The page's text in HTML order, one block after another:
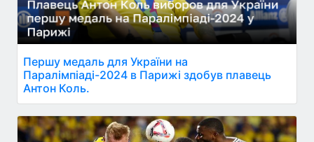
Першу медаль для України на
Паралімпіаді-2024 в Парижі здобув плавець
Антон Коль.